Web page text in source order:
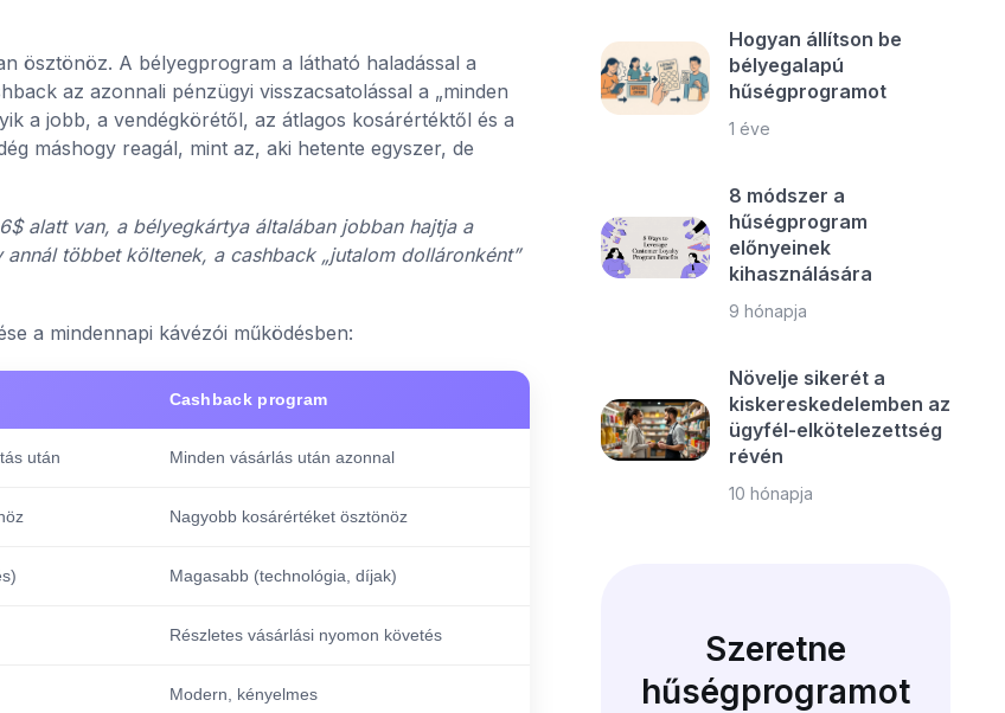
ösztönöz. A bélyegprogram a látható haladással a
az azonnali pénzügyi visszacsatolással a „minden
a jobb, a vendégkörétől, az átlagos kosárértéktől és a
máshogy reagál, mint az, aki hetente egyszer, de
alatt van, a bélyegkártya általában jobban hajtja a
többet költenek, a cashback „jutalom dolláronként”
a mindennapi kávézói működésben:
Cashback program
után Minden vásárlás után azonnal
Nagyobb kosárértéket ösztönöz
Magasabb (technológia, díjak)
Részletes vásárlási nyomon követés
Modern, kényelmes
Hogyan állítson be
bélyegalapú
hűségprogramot
1 éve
8 módszer a
hűségprogram
előnyeinek
kihasználására
9 hónapja
Növelje sikerét a
kiskereskedelemben az
ügyfél-elkötelezettség
révén
10 hónapja
Szeretne
hűségprogramot